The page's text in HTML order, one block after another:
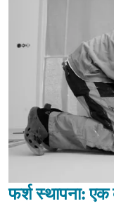
फर्श स्थापना: एक